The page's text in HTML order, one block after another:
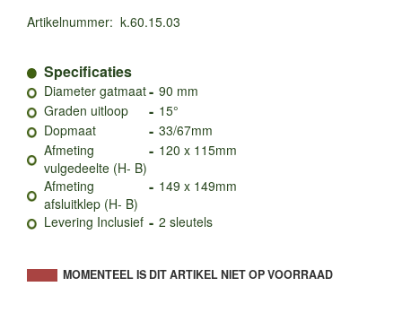
Artikelnummer: k.60.15.03
Specificaties
Diameter gatmaat- 90 mm
Graden uitloop
- 15°
Dopmaat
- 33/67mm
Afmeting
vulgedeelte (H- B)
- 120 x 115mm
Afmeting
afsluitklep (H- B)
- 149 x 149mm
Levering Inclusief - 2 sleutels
MOMENTEEL IS DIT ARTIKEL NIET OP VOORRAAD